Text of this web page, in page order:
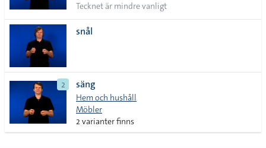
Tecknet är mindre vanligt
snål
2 säng
Hem och hushåll
Möbler
2 varianter finns